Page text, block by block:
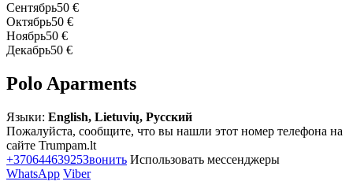
Сентябрь50 €
Октябрь50 €
Ноябрь50 €
Декабрь50 €
Polo Aparments
Языки: English, Lietuvių, Русский
Пожалуйста, сообщите, что вы нашли этот номер телефона на
сайте Trumpam.lt
+37064463925Звонить Использовать мессенджеры
WhatsApp Viber